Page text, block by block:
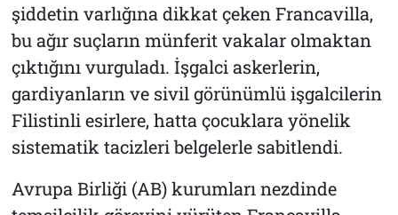
şiddetin varlığına dikkat çeken Francavilla,
bu ağır suçların münferit vakalar olmaktan
çıktığını vurguladı. İşgalci askerlerin,
gardiyanların ve sivil görünümlü işgalcilerin
Filistinli esirlere, hatta çocuklara yönelik
sistematik tacizleri belgelerle sabitlendi.
Avrupa Birliği (AB) kurumları nezdinde